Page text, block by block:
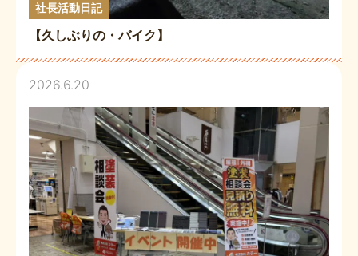
社長活動日記
【久しぶりの・バイク】
2026.6.20